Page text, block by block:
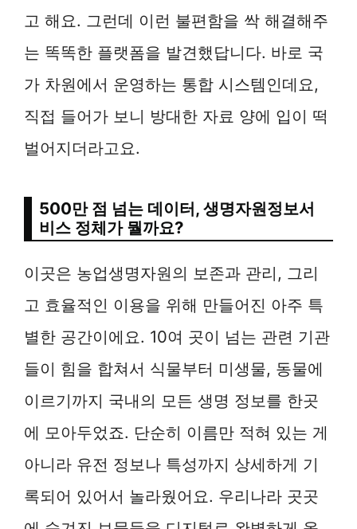
고 해요. 그런데 이런 불편함을 싹 해결해주
는 똑똑한 플랫폼을 발견했답니다. 바로 국
가 차원에서 운영하는 통합 시스템인데요,
직접 들어가 보니 방대한 자료 양에 입이 떡
벌어지더라고요.
500만 점 넘는 데이터, 생명자원정보서
비스 정체가 뭘까요?
이곳은 농업생명자원의 보존과 관리, 그리
고 효율적인 이용을 위해 만들어진 아주 특
별한 공간이에요. 10여 곳이 넘는 관련 기관
들이 힘을 합쳐서 식물부터 미생물, 동물에
이르기까지 국내의 모든 생명 정보를 한곳
에 모아두었죠. 단순히 이름만 적혀 있는 게
아니라 유전 정보나 특성까지 상세하게 기
록되어 있어서 놀라웠어요. 우리나라 곳곳